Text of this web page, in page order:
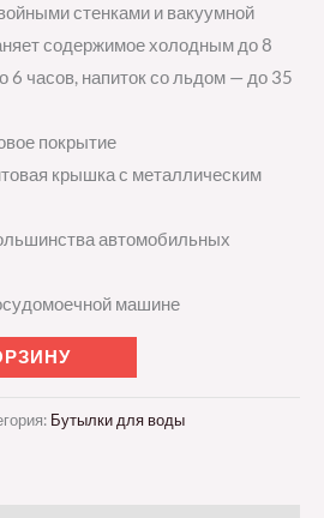
стенками и вакуумной
содержимое холодным до 8
6 часов, напиток со льдом — до 35
покрытие
крышка с металлическим
автомобильных
машине
Бутылки для воды